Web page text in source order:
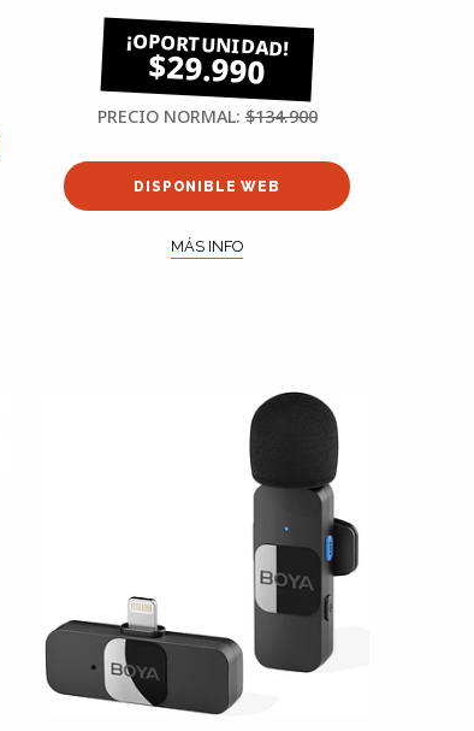
$29.990
PRECIO NORMAL:$134.900
DISPONIBLE WEB
MÁS INFO